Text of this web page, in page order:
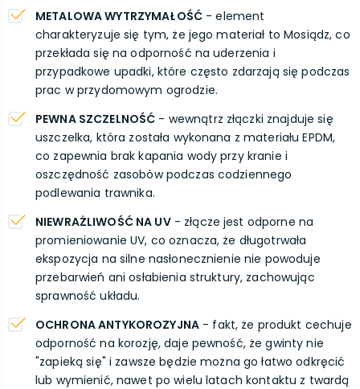
METALOWA WYTRZYMAŁOŚĆ- element
charakteryzuje się tym, że jego materiał to Mosiądz, co
przekłada się na odporność na uderzenia i
przypadkowe upadki, które często zdarzają się podczas
prac w przydomowym ogrodzie.
PEWNA SZCZELNOŚĆ - wewnątrz złączki znajduje się
uszczelka, która została wykonana z materiału EPDM,
co zapewnia brak kapania wody przy kranie i
oszczędność zasobów podczas codziennego
podlewania trawnika.
NIEWRAŻLIWOŚĆ NA UV- złącze jest odporne na
promieniowanie UV, co oznacza, że długotrwała
ekspozycja na silne nasłonecznienie nie powoduje
przebarwień ani osłabienia struktury, zachowując
sprawność układu.
OCHRONA ANTYKOROZYJNA- fakt, że produkt cechuje
odporność na korozję, daje pewność, że gwinty nie
"zapieką się" i zawsze będzie można go łatwo odkręcić
lub wymienić, nawet po wielu latach kontaktu z twardą